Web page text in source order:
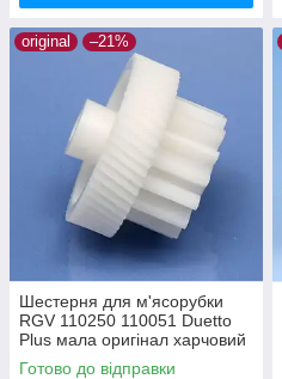
original –21%
Шестерня для м'ясорубки
RGV 110250 110051 Duetto
Plus мала оригінал харчовий
пластик
Готово до відправки